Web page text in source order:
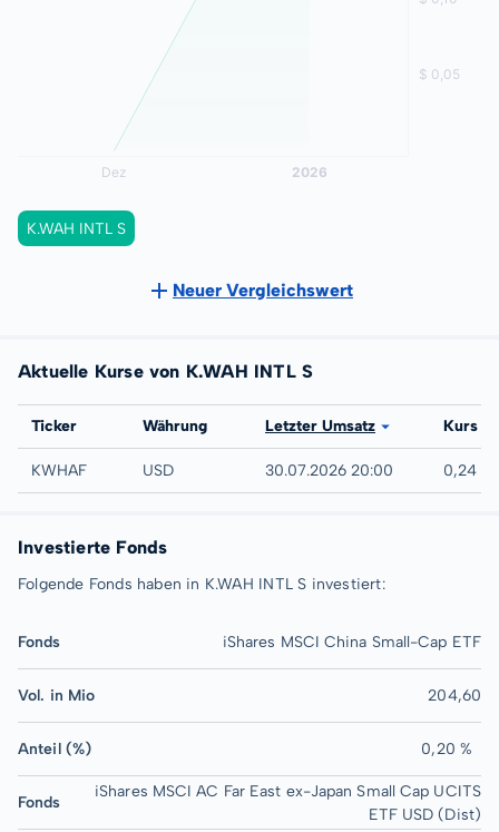
K.WAH INTL S
Neuer Vergleichswert
Aktuelle Kurse von K.WAH INTL S
Börse
Ticker Währung Letzter Umsatz Kurs
UTC
KWHAF USD 30.07.2026 20:00 0,24
Investierte Fonds
Folgende Fonds haben in K.WAH INTL S investiert:
Fonds iShares MSCI China Small-Cap ETF
Vol. in Mio 204,60
Anteil (%) 0,20 %
Fonds
iShares MSCI AC Far East ex-Japan Small Cap UCITS
ETF USD (Dist)